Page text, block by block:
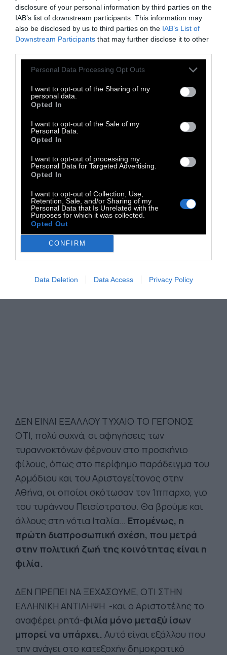
disclosure of your personal information by third parties on the
IAB’s list of downstream participants. This information may
also be disclosed by us to third parties on the IAB’s List of
Downstream Participants that may further disclose it to other
Personal Data Processing Opt Outs
I want to opt-out of the Sharing of my
personal data.
Opted In
I want to opt-out of the Sale of my
Personal Data.
Opted In
I want to opt-out of processing my
Personal Data for Targeted Advertising.
Opted In
I want to opt-out of Collection, Use,
Retention, Sale, and/or Sharing of my
Personal Data that Is Unrelated with the
Purposes for which it was collected.
Opted Out
CONFIRM
Data Deletion Data Access Privacy Policy
φιλικές σχέσεις.Ας μεταθέσουμε το
ερώτημα στην εποχή μας: τι χρειάζεται ένα
ολοκληρωτικό καθεστώς για να εξασφαλίσει
τη θέση του; Να διαρρήξει με κάθε τρόπο
όλες τις ανεξάρτητες από αυτό σχέσεις μέσα
κονιορτοποιήσει το λαό και να καταστήσει
μοναδικό κέντρο αναφοράς και ενοποίησης
τους την ίδια την εξουσία.
ΔΕΝ ΕΙΝΑΙ ΕΞΑΛΛΟΥ ΤΥΧΑΙΟ ΤΟ ΓΕΓΟΝΟΣ
ΟΤΙ, πολύ συχνά, οι αφηγήσεις των
τυραννοκτόνων φέρνουν στο προσκήνιο
φίλους, όπως στο περίφημο παράδειγμα του
Αρμόδιου και του Αριστογείτονος στην
Αθήνα, οι οποίοι σκότωσαν τον Ίππαρχο, γιο
του τυράννου Πεισίστρατου. Θα βρούμε και
άλλους στη νότια Ιταλία… Επομένως, η
πρώτη διαπροσωπική σχέση, που μετρά
στην πολιτική ζωή της κοινότητας είναι η
φιλία.
ΔΕΝ ΠΡΕΠΕΙ ΝΑ ΞΕΧΑΣΟΥΜΕ, ΟΤΙ ΣΤΗΝ
ΕΛΛΗΝΙΚΗ ΑΝΤΙΛΗΨΗ -και ο Αριστοτέλης το
αναφέρει ρητά-φιλία μόνο μεταξύ ίσων
μπορεί να υπάρχει. Αυτό είναι εξάλλου που
την ανάγει στο κατεξοχήν δημοκρατικό